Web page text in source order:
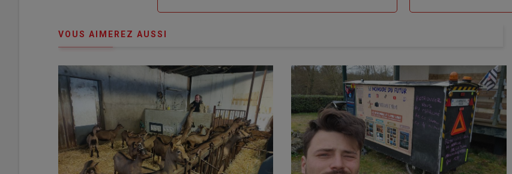
VOUS AIMEREZ AUSSI